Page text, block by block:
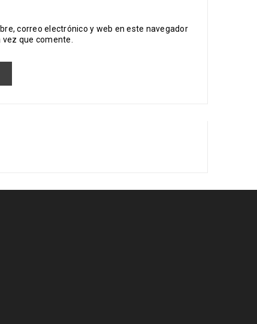
correo electrónico y web en este navegador
que comente.